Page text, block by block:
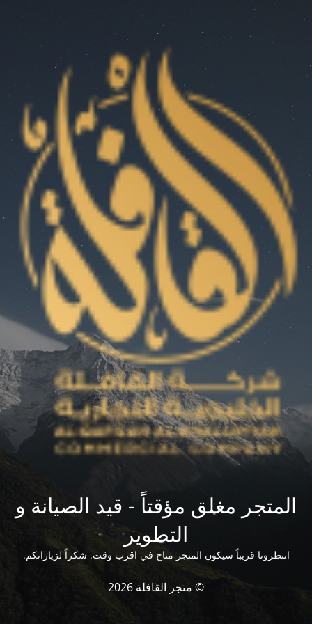
المتجر مغلق مؤقتاً - قيد الصيانة و
التطوير
انتظرونا قريباً سيكون المتجر متاح في اقرب وقت. شكراً لزياراتكم.
© متجر القافلة 2026